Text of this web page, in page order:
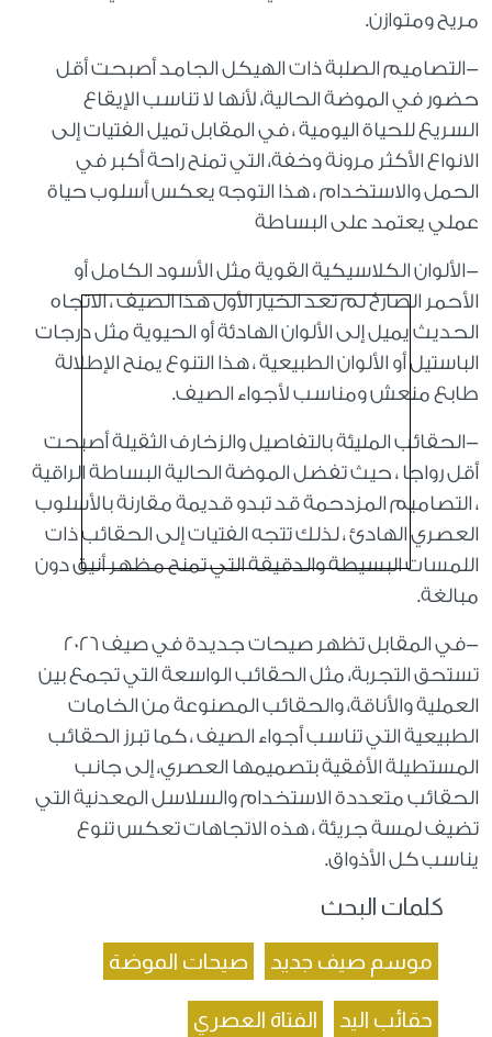
مريح ومتوازن.
-التصاميم الصلبة ذات الهيكل الجامد أصبحت أقل
حضور في الموضة الحالية، لأنها لا تناسب الإيقاع
السريع للحياة اليومية ، في المقابل تميل الفتيات إلى
الانواع الأكثر مرونة وخفة، التي تمنح راحة أكبر في
الحمل والاستخدام ، هذا التوجه يعكس أسلوب حياة
عملي يعتمد على البساطة
-الألوان الكلاسيكية القوية مثل الأسود الكامل أو
الأحمر الصارخ لم تعد الخيار الأول هذا الصيف ، الاتجاه
الحديث يميل إلى الألوان الهادئة أو الحيوية مثل درجات
الباستيل أو الألوان الطبيعية ، هذا التنوع يمنح الإطلالة
طابع منعش ومناسب لأجواء الصيف.
-الحقائب المليئة بالتفاصيل والزخارف الثقيلة أصبحت
أقل رواجا ، حيث تفضل الموضة الحالية البساطة الراقية
، التصاميم المزدحمة قد تبدو قديمة مقارنة بالأسلوب
العصري الهادئ ، لذلك تتجه الفتيات إلى الحقائب ذات
اللمسات البسيطة والدقيقة التي تمنح مظهر أنيق دون
مبالغة.
-في المقابل تظهر صيحات جديدة في صيف 2026
تستحق التجربة، مثل الحقائب الواسعة التي تجمع بين
العملية والأناقة، والحقائب المصنوعة من الخامات
الطبيعية التي تناسب أجواء الصيف ، كما تبرز الحقائب
المستطيلة الأفقية بتصميمها العصري، إلى جانب
الحقائب متعددة الاستخدام والسلاسل المعدنية التي
تضيف لمسة جريئة ، هذه الاتجاهات تعكس تنوع
يناسب كل الأذواق.
كلمات البحث
موسم صيف جديد صيحات الموضة
حقائب اليد الفتاة العصري